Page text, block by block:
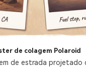
de colagem Polaroid
de estrada projetado